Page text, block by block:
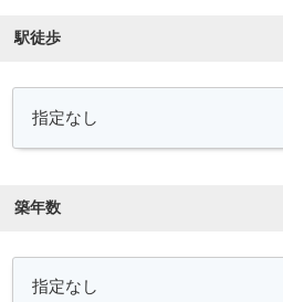
駅徒歩
築年数